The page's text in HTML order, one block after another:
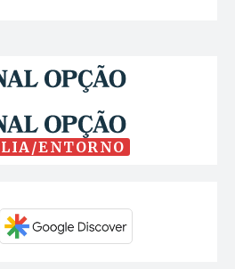
ENTORNO